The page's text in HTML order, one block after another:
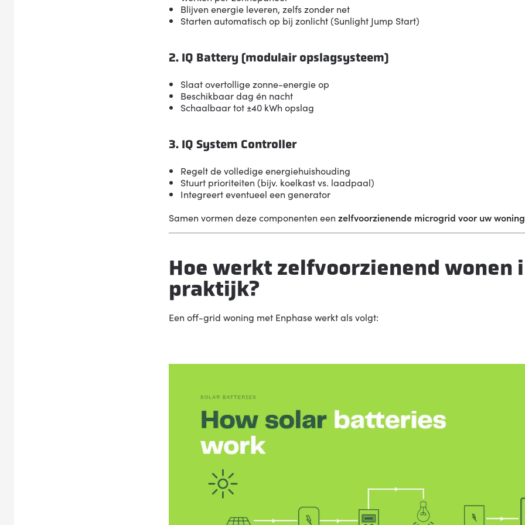
Blijven energie leveren, zelfs zonder net
Starten automatisch op bij zonlicht (Sunlight Jump Start)
2. IQ Battery (modulair opslagsysteem)
Slaat overtollige zonne-energie op
Beschikbaar dag én nacht
Schaalbaar tot ±40 kWh opslag
3. IQ System Controller
Regelt de volledige energiehuishouding
Stuurt prioriteiten (bijv. koelkast vs. laadpaal)
Integreert eventueel een generator
Samen vormen deze componenten een zelfvoorzienende microgrid voor uw woning
Hoe werkt zelfvoorzienend wonen
praktijk?
Een off-grid woning met Enphase werkt als volgt: